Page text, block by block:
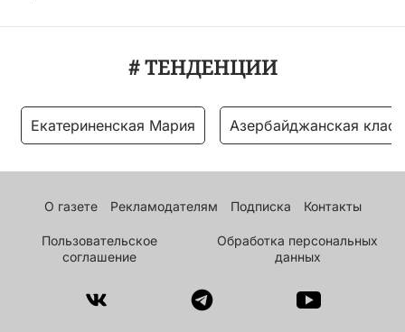
# ТЕНДЕНЦИИ
Екатериненская Мария Азербайджанская
О газете Рекламодателям Подписка Контакты
Пользовательское
соглашение
Обработка персональных
данных